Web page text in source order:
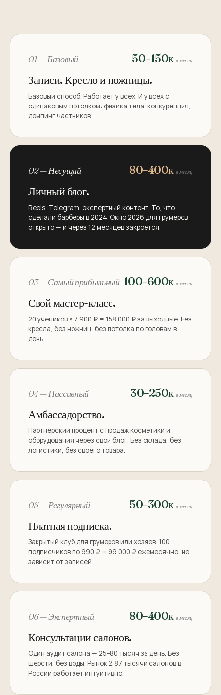
01 — Базовый 50–150к в месяц
Записи. Кресло и ножницы.
Базовый способ. Работает у всех. И у всех с
одинаковым потолком: физика тела, конкуренция,
демпинг частников.
02 — Несущий 80–400к в месяц
Личный блог.
Reels, Telegram, экспертный контент. То, что
сделали барберы в 2024. Окно 2026 для грумеров
открыто — и через 12 месяцев закроется.
03 — Самый прибыльный 100–600к в месяц
Свой мастер-класс.
20 учеников × 7 900 ₽ = 158 000 ₽ за выходные. Без
кресла, без ножниц, без потолка по головам в
день.
04 — Пассивный 30–250к в месяц
Амбассадорство.
Партнёрский процент с продаж косметики и
оборудования через свой блог. Без склада, без
логистики, без своего товара.
05 — Регулярный 50–300к в месяц
Платная подписка.
Закрытый клуб для грумеров или хозяев. 100
подписчиков по 990 ₽ = 99 000 ₽ ежемесячно, не
зависит от записей.
06 — Экспертный 80–400к в месяц
Консультации салонов.
Один аудит салона — 25–80 тысяч за день. Без
шерсти, без воды. Рынок 2,87 тысячи салонов в
России работает интуитивно.